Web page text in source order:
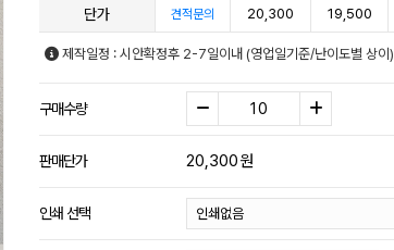
단가 견적문의 20,300 19,500
제작일정 : 시안확정후 2-7일이내 (영업일기준/난이도별 상이)
구매수량
판매단가 20,300원
인쇄 선택